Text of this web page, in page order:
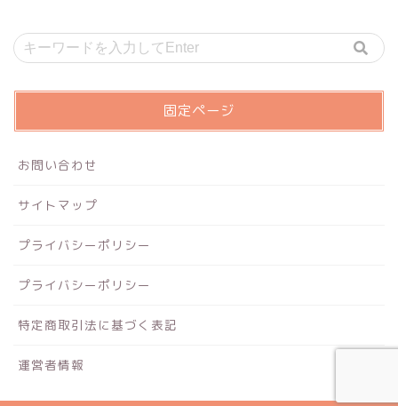
固定ページ
お問い合わせ
サイトマップ
プライバシーポリシー
プライバシーポリシー
特定商取引法に基づく表記
運営者情報